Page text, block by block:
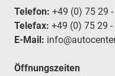
Telefon: +49 (0) 75 29
Telefax: +49 (0) 75 29 -
E-Mail:
Öffnungszeiten